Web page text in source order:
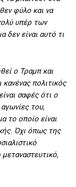
φύλο και να
υπέρ των
δεν είναι αυτό τι
ο Τραμπ και
κανένας πολιτικός
σαφές ότι ο
του,
το οποίο είναι
Όχι όπως της